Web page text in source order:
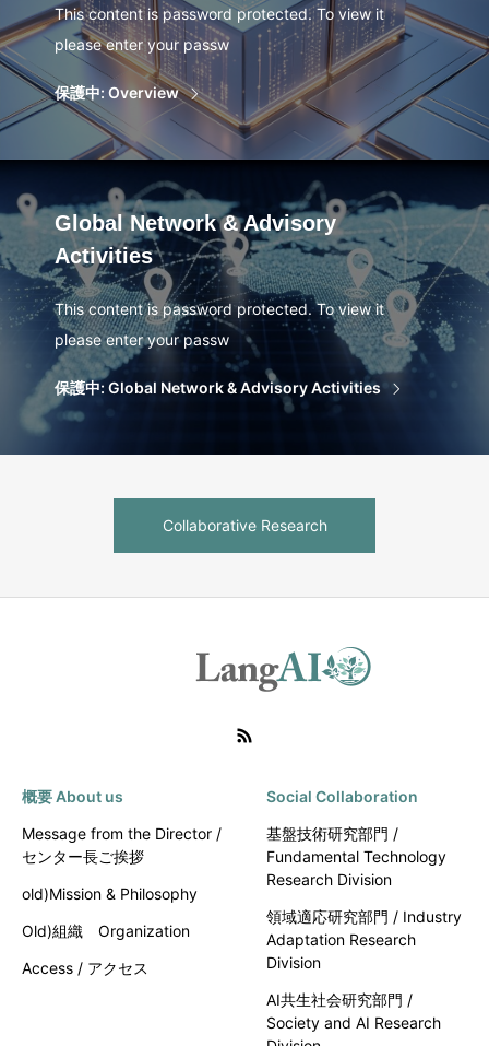
This content is password protected. To view it
please enter your passw
保護中: Overview
Global Network & Advisory
Activities
This content is password protected. To view it
please enter your passw
保護中: Global Network & Advisory Activities
Collaborative Research
概要 About us
Message from the Director /
センター長ご挨拶
old)Mission & Philosophy
Old)組織 Organization
Access / アクセス
Social Collaboration
基盤技術研究部門 /
Fundamental Technology
Research Division
領域適応研究部門 / Industry
Adaptation Research
Division
AI共生社会研究部門 /
Society and AI Research